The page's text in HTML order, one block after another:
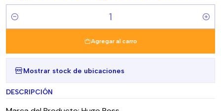
Cantidad
Agregar al carro
Mostrar stock de ubicaciones
DESCRIPCIÓN